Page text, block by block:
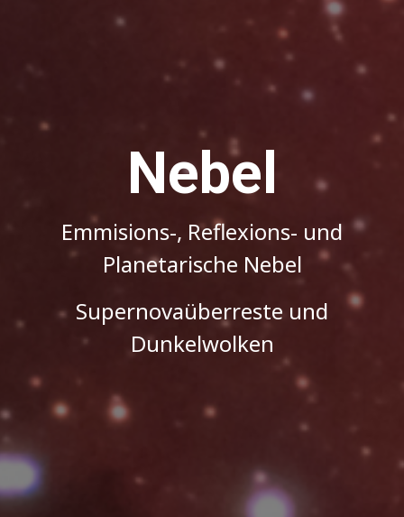
Nebel
Emmisions-, Reflexions- und
Planetarische Nebel
Supernovaüberreste und
Dunkelwolken